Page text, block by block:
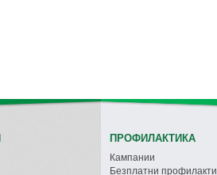
ПРОФИЛАКТИКА
Кампании
Безплатни